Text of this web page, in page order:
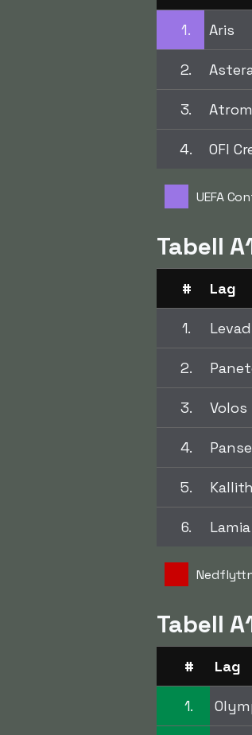
1. Aris
2.
3.
4. OFI
UEFA
Tabell
# Lag
1.
2.
3. Volos
4.
5.
6. Lamia
Tabell
# Lag
1.